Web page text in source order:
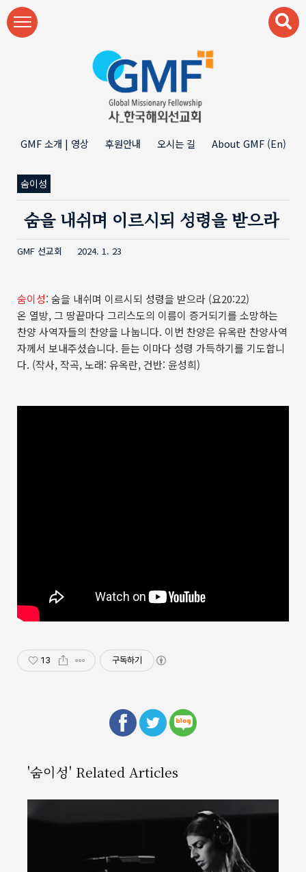
본문 바로가기
GMF 소개 | 영상 후원안내 오시는 길 About GMF (En)
숨이성
숨을 내쉬며 이르시되 성령을 받으라
GMF 선교회 2024. 1. 23
숨이성: 숨을 내쉬며 이르시되 성령을 받으라 (요20:22)
온 열방, 그 땅끝마다 그리스도의 이름이 증거되기를 소망하는
찬양 사역자들의 찬양을 나눕니다. 이번 찬양은 유옥란 찬양사역
자께서 보내주셨습니다. 듣는 이마다 성령 가득하기를 기도합니
다. (작사, 작곡, 노래: 유옥란, 건반: 윤성희)
13 구독하기
'숨이성' Related Articles